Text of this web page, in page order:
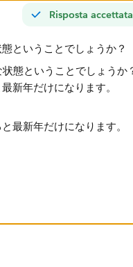
Risposta accettata
ということでしょうか？
最新年だけになります。